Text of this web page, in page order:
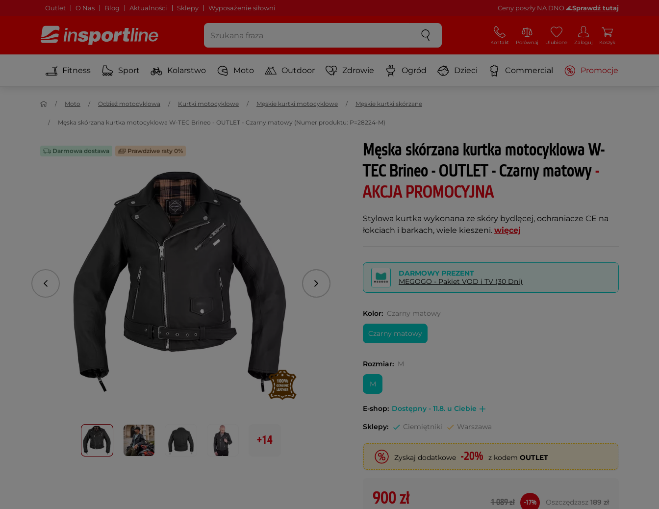
Outlet O Nas Blog Aktualności Sklepy Wyposażenie siłowni Ceny poszły NA DNO 🌊Sprawdź tutaj
Kontakt Porównaj Ulubione Zaloguj Koszyk
Fitness Sport Kolarstwo Moto Outdoor Zdrowie Ogród Dzieci Commercial Promocje
Moto Odzież motocyklowa Kurtki motocyklowe Męskie kurtki motocyklowe Męskie kurtki skórzane
Męska skórzana kurtka motocyklowa W-TEC Brineo - OUTLET - Czarny matowy (Numer produktu: P=28224-M)
Męska skórzana kurtka motocyklowa W-
TEC Brineo - OUTLET - Czarny matowy-
AKCJA PROMOCYJNA
Stylowa kurtka wykonana ze skóry bydlęcej, ochraniacze CE na
łokciach i barkach, wiele kieszeni. więcej
Darmowa dostawa Prawdziwe raty 0%
Poprzedni Następny
+14
DARMOWY PREZENT
MEGOGO - Pakiet VOD i TV (30 Dni)
Kolor: Czarny matowy
Czarny matowy
Rozmiar: M
M
E-shop: Dostępny - 11.8. u Ciebie
Sklepy: Ciemiętniki Warszawa
Zyskaj dodatkowe -20% z kodem OUTLET
900 zł 1 089 zł -17% Oszczędzasz 189 zł